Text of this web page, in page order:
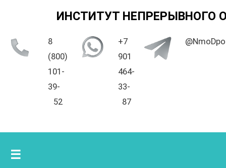
ИНСТИТУТ НЕПРЕРЫВНОГО
8
(800)
101-
39-
52
+7
901
464-
33-
87
☰